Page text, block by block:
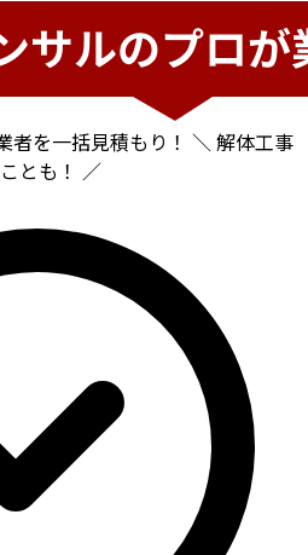
者を一括見積もり！ ＼ 解体工事
とも！ ／